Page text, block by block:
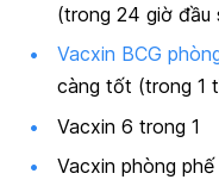
(trong 24 giờ đầu
Vacxin BCG
càng tốt (trong 1
Vacxin 6 trong 1
Vacxin phòng phế